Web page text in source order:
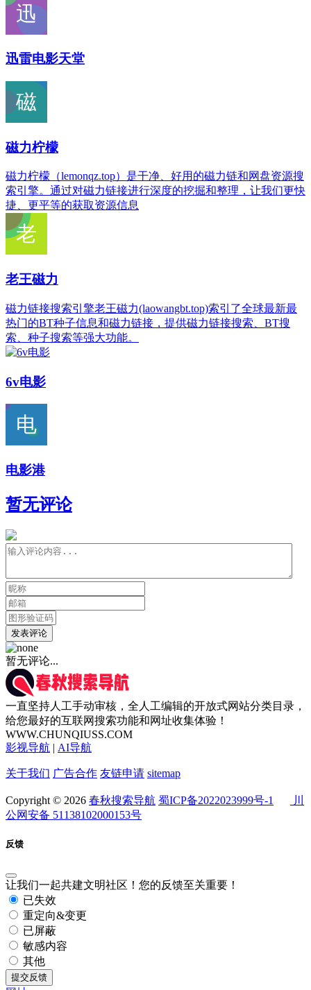
迅雷电影天堂
磁力柠檬
磁力柠檬（lemonqz.top）是干净、好用的磁力链和网盘资源搜
索引擎。通过对磁力链接进行深度的挖掘和整理，让我们更快
捷、更平等的获取资源信息
老王磁力
磁力链接搜索引擎老王磁力(laowangbt.top)索引了全球最新最
热门的BT种子信息和磁力链接，提供磁力链接搜索、BT搜
索、种子搜索等强大功能。
6v电影
电影港
暂无评论
发表评论
暂无评论...
一直坚持人工手动审核，全人工编辑的开放式网站分类目录，
给您最好的互联网搜索功能和网址收集体验！
WWW.CHUNQIUSS.COM
影视导航 | AI导航
关于我们 广告合作 友链申请 sitemap
Copyright © 2026 春秋搜索导航 蜀ICP备2022023999号-1
川
公网安备 51138102000153号
反馈
让我们一起共建文明社区！您的反馈至关重要！
已失效
重定向&变更
已屏蔽
敏感内容
其他
提交反馈